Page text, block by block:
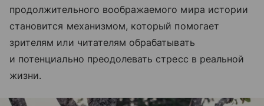
продолжительного воображаемого мира истории
становится механизмом, который помогает
зрителям или читателям обрабатывать
и потенциально преодолевать стресс в реальной
жизни.